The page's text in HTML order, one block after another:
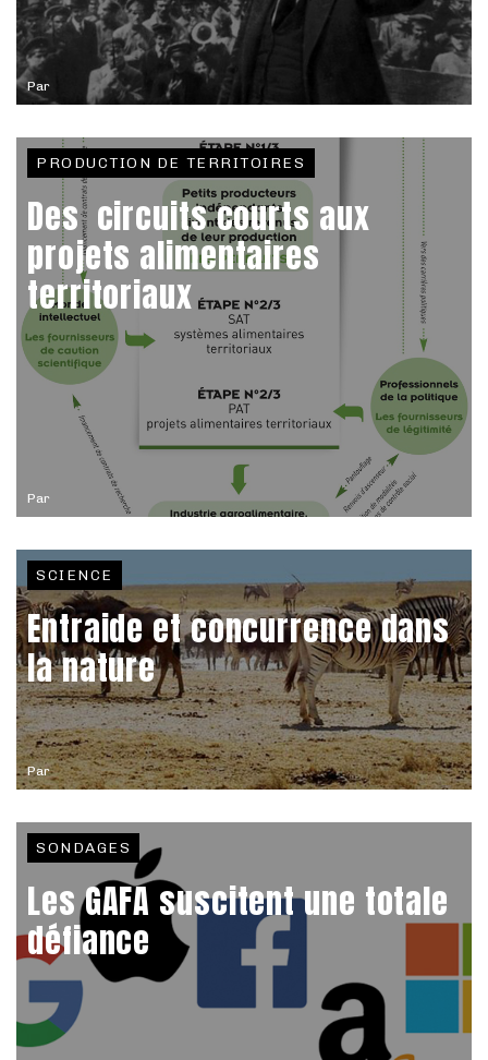
Par
Par
PRODUCTION DE TERRITOIRES
Des circuits courts aux
projets alimentaires
territoriaux
Par
SCIENCE
Entraide et concurrence dans
la nature
SONDAGES
Les GAFA suscitent une totale
défiance